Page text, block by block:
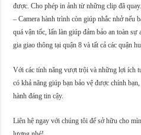
được. Cho phép in ảnh từ những clip đã quay.
– Camera hành trình còn giúp nhắc nhở nếu
quá vận tốc, lấn làn giúp đảm bảo an toàn
gia giao thông tại quận 8 và tất cả các quận
Với các tính năng vượt trội và những lợi ích
có khả năng giúp bạn bảo vệ được chính
hành đáng tin cậy.
Liên hệ ngay với chúng tôi để sở hữu cho